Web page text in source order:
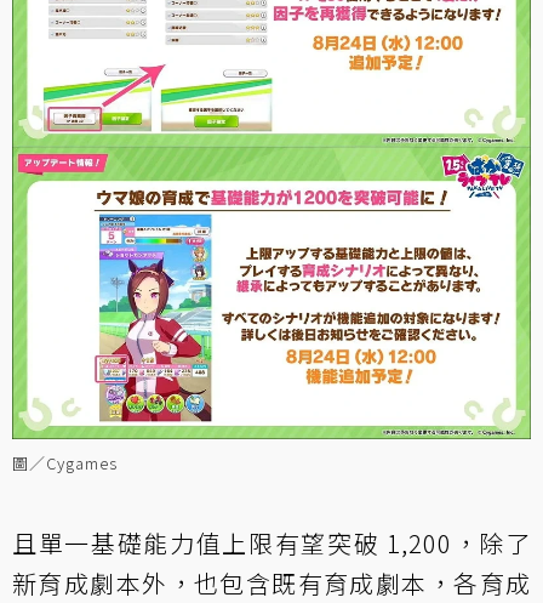
圖／Cygames
且單一基礎能力值上限有望突破 1,200，除了
新育成劇本外，也包含既有育成劇本，各育成